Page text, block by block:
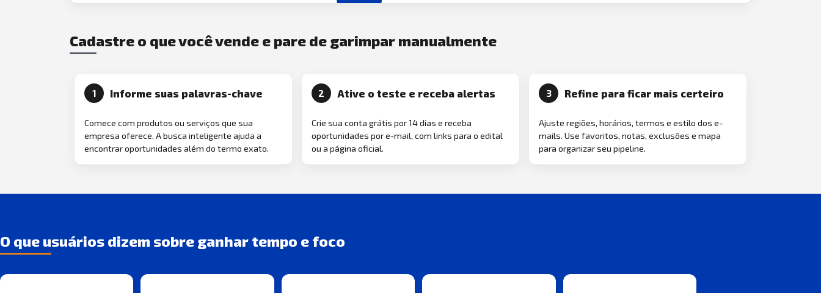
Cadastre o que você vende e pare de garimpar manualmente
1 Informe suas palavras-chave
Comece com produtos ou serviços que sua
empresa oferece. A busca inteligente ajuda a
encontrar oportunidades além do termo exato.
2 Ative o teste e receba alertas
Crie sua conta grátis por 14 dias e receba
oportunidades por e-mail, com links para o edital
ou a página oficial.
3 Refine para ficar mais certeiro
Ajuste regiões, horários, termos e estilo dos e-
mails. Use favoritos, notas, exclusões e mapa
para organizar seu pipeline.
O que usuários dizem sobre ganhar tempo e foco